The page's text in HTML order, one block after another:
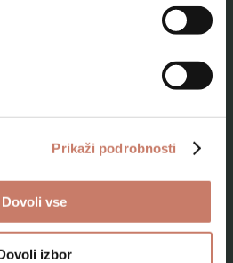
Prikaži podrobnosti
Dovoli vse
izbor
odraslih